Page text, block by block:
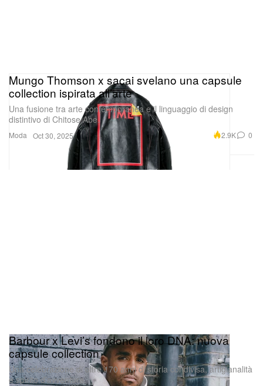
Moda
Mungo Thomson x sacai svelano una capsule
collection ispirata all’arte
Una fusione tra arte contemporanea e il linguaggio di design
distintivo di Chitose Abe.
Oct 30, 2025 2.9K 0
Barbour x Levi’s fondono il loro DNA: nuova
capsule collection
Una celebrazione di oltre 170 anni di storia condivisa, artigianalità
e spirito d’avventura.